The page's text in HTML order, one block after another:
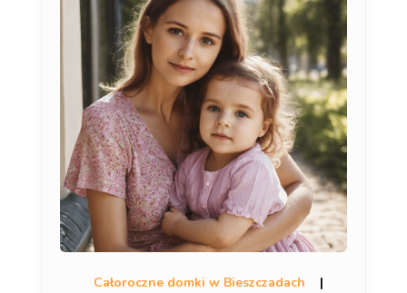
Całoroczne domki w Bieszczadach
|